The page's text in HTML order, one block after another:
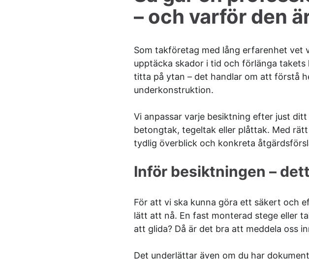
– och varför den
Som takföretag med lång erfarenhet vet
upptäcka skador i tid och förlänga
titta på ytan – det handlar om att förstå
underkonstruktion.
Vi anpassar varje besiktning efter just
betongtak, tegeltak eller plåttak. Med
tydlig överblick och konkreta
Inför besiktningen –
För att vi ska kunna göra ett säkert och
lätt att nå. En fast monterad stege eller
att glida? Då är det bra att meddela oss
Det underlättar även om du har